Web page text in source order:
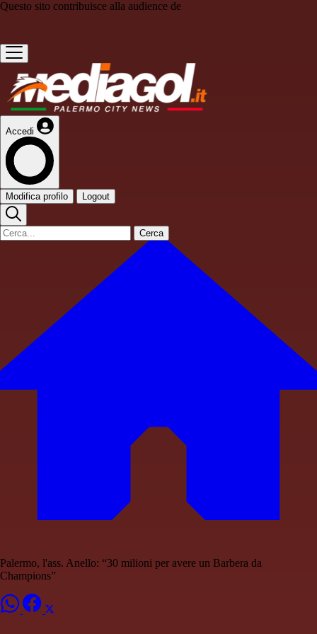
Questo sito contribuisce alla audience de
Accedi
Modifica profilo Logout
Cerca
Palermo, l'ass. Anello: “30 milioni per avere un Barbera da
Champions”